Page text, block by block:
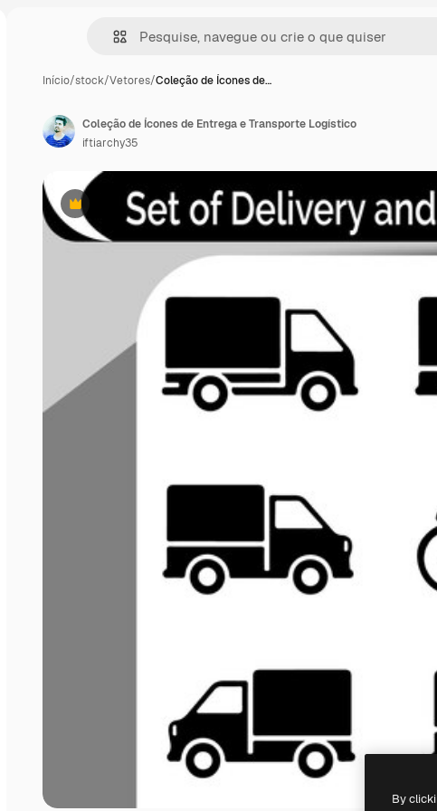
Início/stock/Vetores/Coleção de Ícones de…
Premium
Coleção de Ícones de Entrega e Transporte Logístico
iftiarchy35
By